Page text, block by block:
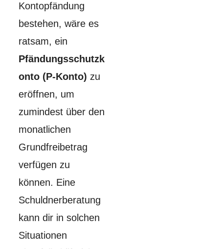
Kontopfändung
bestehen, wäre es
ratsam, ein
Pfändungsschutzk
onto (P-Konto) zu
eröffnen, um
zumindest über den
monatlichen
Grundfreibetrag
verfügen zu
können. Eine
Schuldnerberatung
kann dir in solchen
Situationen